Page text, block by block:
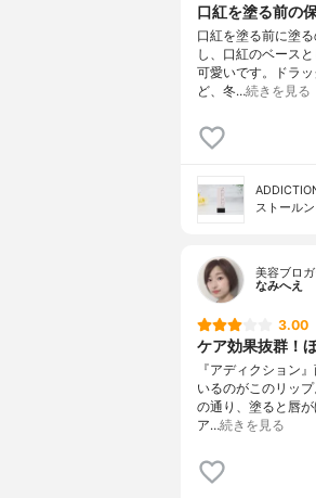
口紅を塗る前の
口紅を塗る前に塗
し、口紅のベース
可愛いです。ドラ
ど、冬…続きを見る
ストール
美容ブロ
なみへえ
3.00
ケア効果抜群！
『アディクション
いるのがこのリッ
の通り、塗ると唇
ア…続きを見る